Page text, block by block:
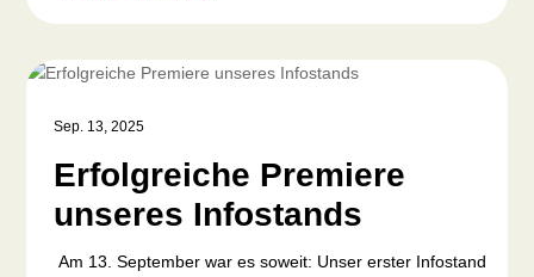
Sep. 13, 2025
Erfolgreiche Premiere
unseres Infostands
Am 13. September war es soweit: Unser erster Infostand